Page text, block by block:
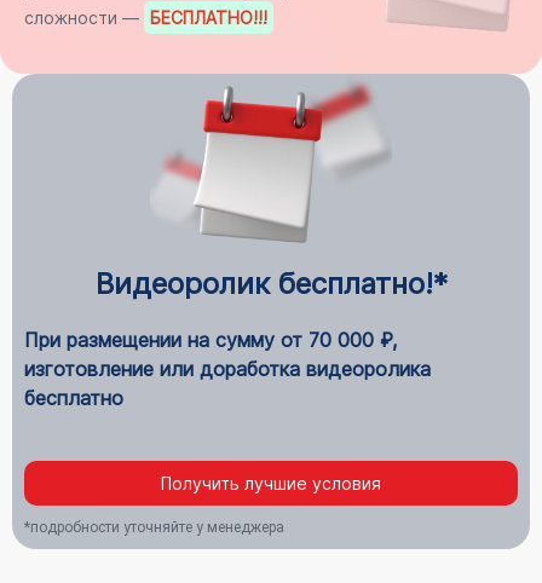
сложности — БЕСПЛАТНО!!!
Видеоролик бесплатно!*
При размещении на сумму от 70 000 ₽,
изготовление или доработка видеоролика
бесплатно
Получить лучшие условия
*подробности уточняйте у менеджера